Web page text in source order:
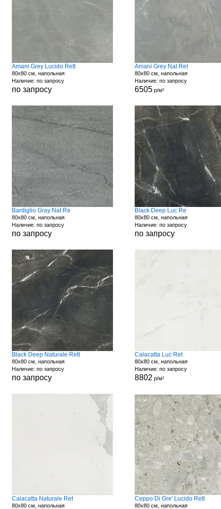
Amani Grey Lucido Rett
80x80 см, напольная
Наличие: по запросу
по запросу
Amani Grey Nat Ret
80x80 см, напольная
Наличие: по запросу
6505р/м²
Bardiglio Gray Nat Re
80x80 см, напольная
Наличие: по запросу
по запросу
Black Deep Luc Re
80x80 см, напольная
Наличие: по запросу
по запросу
Black Deep Naturale Rett
80x80 см, напольная
Наличие: по запросу
по запросу
Calacatta Luc Ret
80x80 см, напольная
Наличие: по запросу
8802 р/м²
Calacatta Naturale Ret
80x80 см, напольная
Ceppo Di Gre' Lucido Rett
80x80 см, напольная